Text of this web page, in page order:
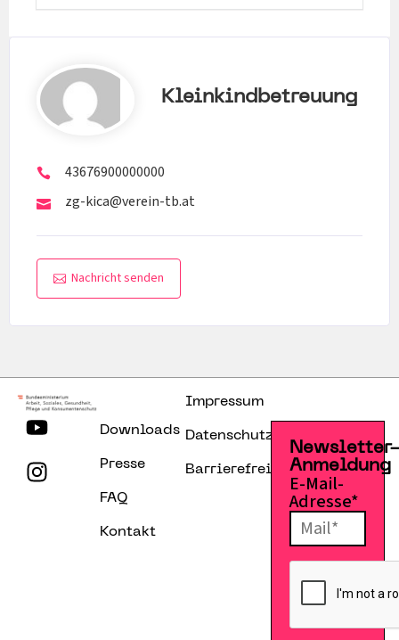
Kleinkindbetreuung
43676900000000
zg-kica@verein-tb.at
Nachricht senden
Downloads
Presse
FAQ
Kontakt
Impressum
Datenschutzerklärung
Barrierefreiheitserklärung
Anmeldung
E-Mail-
Adresse*